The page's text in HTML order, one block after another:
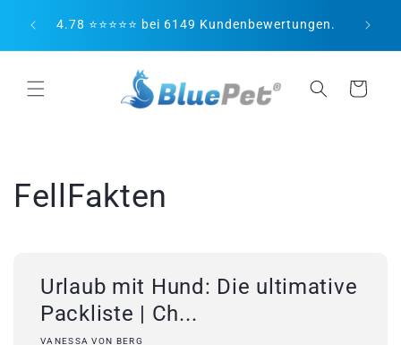
zum
4.78 ⭐⭐⭐⭐⭐ bei 6149 Kundenbewertungen.
Warenkorb
FellFakten
Urlaub mit Hund: Die ultimative
Packliste | Ch...
VANESSA VON BERG